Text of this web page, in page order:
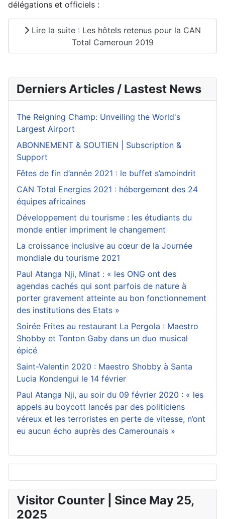
délégations et officiels :
Lire la suite : Les hôtels retenus pour la CAN
Total Cameroun 2019
Derniers Articles / Lastest News
The Reigning Champ: Unveiling the World's
Largest Airport
ABONNEMENT & SOUTIEN | Subscription &
Support
Fêtes de fin d’année 2021 : le buffet s’amoindrit
CAN Total Energies 2021 : hébergement des 24
équipes africaines
Développement du tourisme : les étudiants du
monde entier impriment le changement
La croissance inclusive au cœur de la Journée
mondiale du tourisme 2021
Paul Atanga Nji, Minat : « les ONG ont des
agendas cachés qui sont parfois de nature à
porter gravement atteinte au bon fonctionnement
des institutions des Etats »
Soirée Frites au restaurant La Pergola : Maestro
Shobby et Tonton Gaby dans un duo musical
épicé
Saint-Valentin 2020 : Maestro Shobby à Santa
Lucia Kondengui le 14 février
Paul Atanga Nji, au soir du 09 février 2020 : « les
appels au boycott lancés par des politiciens
véreux et les terroristes en perte de vitesse, n’ont
eu aucun écho auprès des Camerounais »
Visitor Counter | Since May 25,
2025